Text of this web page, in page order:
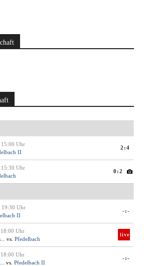
15:00 Uhr
II
2:4
15:30 Uhr
0:2
19:30 Uhr
II
-:-
Uhr
vs. Pfedelbach
live
Uhr
vs. Pfedelbach II
-:-